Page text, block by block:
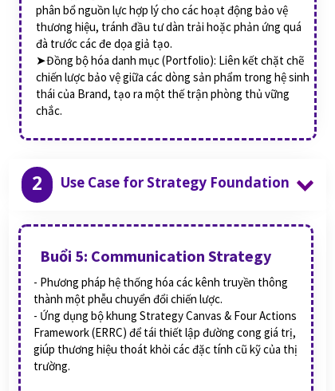
Use Case for Strategy Foundation
2
Buổi 5: Communication Strategy
- Phương pháp hệ thống hóa các kênh truyền thông
thành một phễu chuyển đổi chiến lược.
- Ứng dụng bộ khung Strategy Canvas & Four Actions
Framework (ERRC) để tái thiết lập đường cong giá trị,
giúp thương hiệu thoát khỏi các đặc tính cũ kỹ của thị
trường.
phân bổ nguồn lực hợp lý cho các hoạt động bảo vệ
thương hiệu, tránh đầu tư dàn trải hoặc phản ứng quá
đà trước các đe dọa giả tạo.
➤Đồng bộ hóa danh mục (Portfolio): Liên kết chặt chẽ
chiến lược bảo vệ giữa các dòng sản phẩm trong hệ sinh
thái của Brand, tạo ra một thế trận phòng thủ vững
chắc.